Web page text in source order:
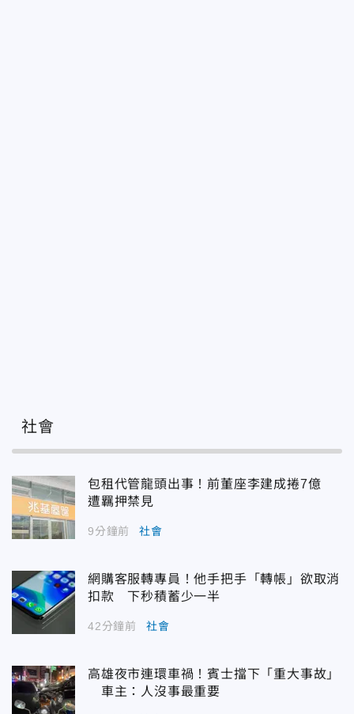
社會
包租代管龍頭出事！前董座李建成捲7億
遭羈押禁見
9分鐘前 社會
網購客服轉專員！他手把手「轉帳」欲取消
扣款 下秒積蓄少一半
42分鐘前 社會
高雄夜市連環車禍！賓士擋下「重大事故」
車主：人沒事最重要